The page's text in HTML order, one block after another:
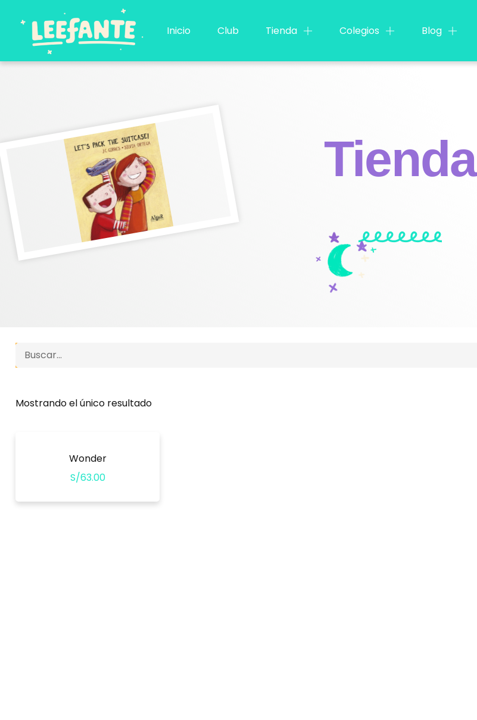
contenido
Inicio Club Tienda Colegios Blog
Tienda
Search
Mostrando el único resultado
Wonder
S/63.00